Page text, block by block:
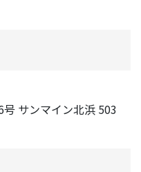
サンマイン北浜 503